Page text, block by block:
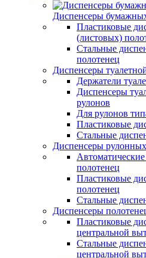
Диспенсеры
Пластиковые
(листовых)
Стальные
полотенец
Диспенсеры
Держатели
Диспенсеры
рулонов
Для рулонов
Пластиковые
Стальные
Диспенсеры
полотенец
Пластиковые
полотенец
Стальные
Диспенсеры
Пластиковые
центральной
Стальные
центральной